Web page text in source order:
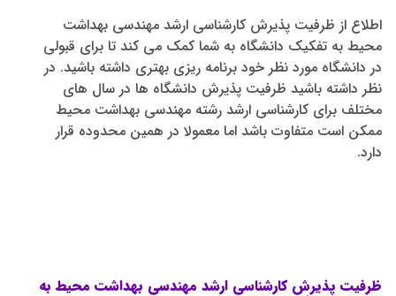
اطلاع از ظرفیت پذیرش کارشناسی ارشد مهندسی بهداشت
محیط به تفکیک دانشگاه به شما کمک می کند تا برای قبولی
در دانشگاه مورد نظر خود برنامه ریزی بهتری داشته باشید. در
نظر داشته باشید ظرفیت پذیرش دانشگاه ها در سال های
مختلف برای کارشناسی ارشد رشته مهندسی بهداشت محیط
ممکن است متفاوت باشد اما معمولا در همین محدوده قرار
دارد.
ظرفیت پذیرش کارشناسی ارشد مهندسی بهداشت محیط به